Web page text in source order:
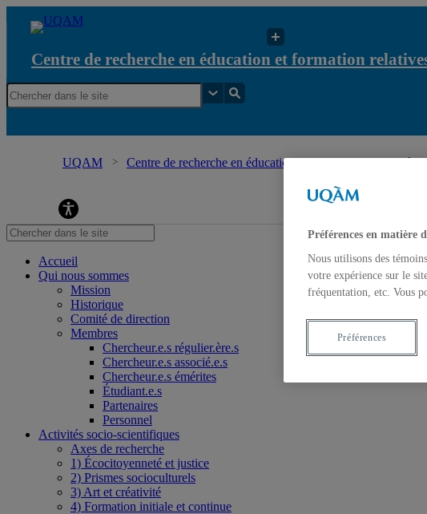
Centre de recherche en éducation et formation
UQAM Centre de recherche en éducation et formation relatives à
éducation et formation relatives à l'environnement et à
Accueil
Qui nous sommes
Mission
Historique
Comité de direction
Membres
Chercheur.e.s régulier.ère.s
Chercheur.e.s associé.e.s
Chercheur.e.s émérites
Étudiant.e.s
Partenaires
Personnel
Activités socio-scientifiques
Axes de recherche
1) Écocitoyenneté et justice
2) Prismes socioculturels
3) Art et créativité
4) Formation initiale et continue
Préférences en matière
Nous utilisons des
votre expérience sur le
fréquentation, etc. Vous
Préférences